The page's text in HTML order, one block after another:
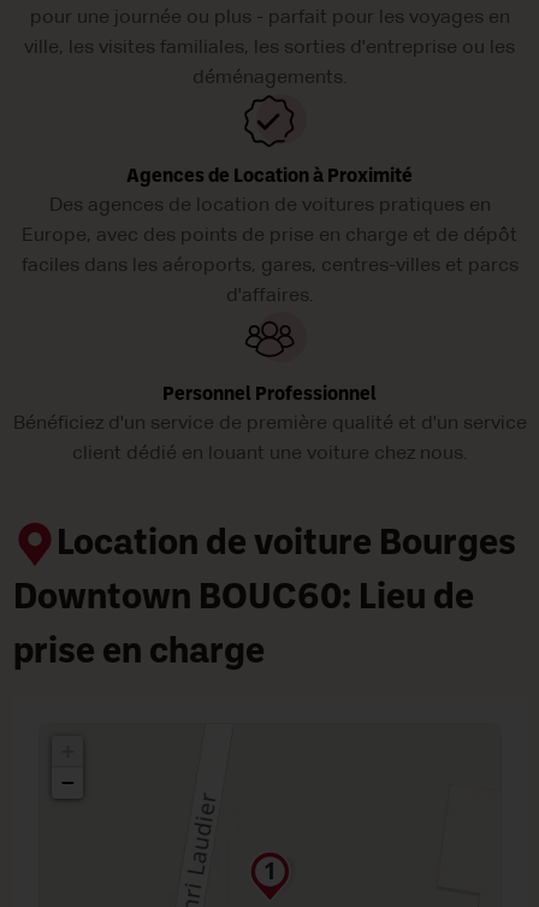
pour une journée ou plus - parfait pour les voyages en
ville, les visites familiales, les sorties d'entreprise ou les
déménagements.
Agences de Location à Proximité
Des agences de location de voitures pratiques en
Europe, avec des points de prise en charge et de dépôt
faciles dans les aéroports, gares, centres-villes et parcs
d'affaires.
Personnel Professionnel
Bénéficiez d'un service de première qualité et d'un service
client dédié en louant une voiture chez nous.
Location de voiture Bourges
Downtown BOUC60: Lieu de
prise en charge
−